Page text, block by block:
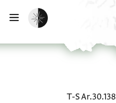
تفعيل الوضع المظلم
T-S Ar.30.138